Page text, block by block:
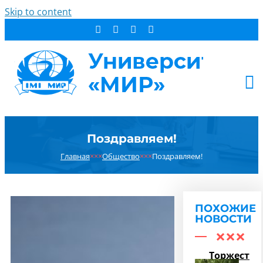
Skip to content
ДОПОБРАЗОВАНИЕ
НОВОСТИ
Поздравляем!
Главная×××Общество×××Поздравляем!
ПОХОЖИЕ
НОВОСТИ